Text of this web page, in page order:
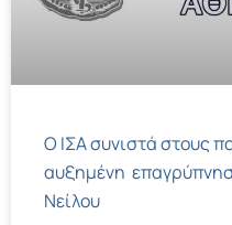
Ο ΙΣΑ συνιστά στους
αυξημένη
Νείλου